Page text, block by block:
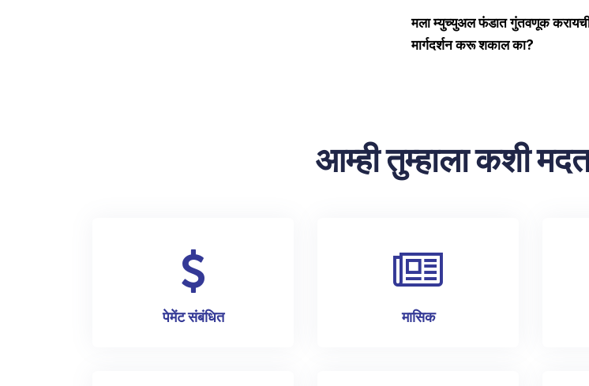
मला म्युच्युअल फंडात गुंतवणूक करायची
मार्गदर्शन करू शकाल का?
आम्ही तुम्हाला कशी
पेमेंट संबंधित मासिक